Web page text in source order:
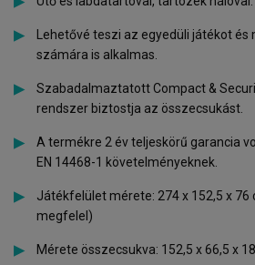
Lehetővé teszi az egyedüli játékot
számára is alkalmas.
Szabadalmaztatott Compact &
rendszer biztostja az összecsukást.
A termékre 2 év teljeskörű garancia
EN 14468-1 követelményeknek.
Játékfelület mérete: 274 x 152,5 x 76
megfelel)
Mérete összecsukva: 152,5 x 66,5 x